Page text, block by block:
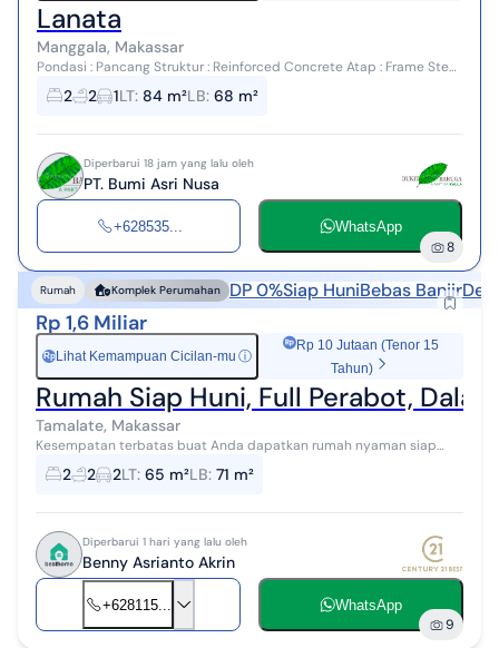
Lanata
Manggala, Makassar
Pondasi : Pancang Struktur : Reinforced Concrete Atap : Frame Steel
Truss, Metal Granul Pintu : Kusen Aluminium (Solid Engineer & Semi
Solid Engine...
2 2 1LT: 84 m²LB: 68 m²
Diperbarui 18 jam yang lalu oleh
PT. Bumi Asri Nusa
+628535... WhatsApp
8
Rumah Komplek Perumahan DP 0%Siap HuniBebas Banjir
Rp 1,6 Miliar
Rp Lihat Kemampuan Cicilan-mu ⓘ
Rp 10 Jutaan (Tenor 15
Tahun)
Rumah Siap Huni, Full Perabot,
Tamalate, Makassar
Kesempatan terbatas buat Anda dapatkan rumah nyaman siap
huni dalam kota makassar Rumah ini Full Perabot, Interior &
Elektronik Rumah ini menawar...
2 2 2LT: 65 m²LB: 71 m²
Diperbarui 1 hari yang lalu oleh
Benny Asrianto Akrin
+628115... WhatsApp
9